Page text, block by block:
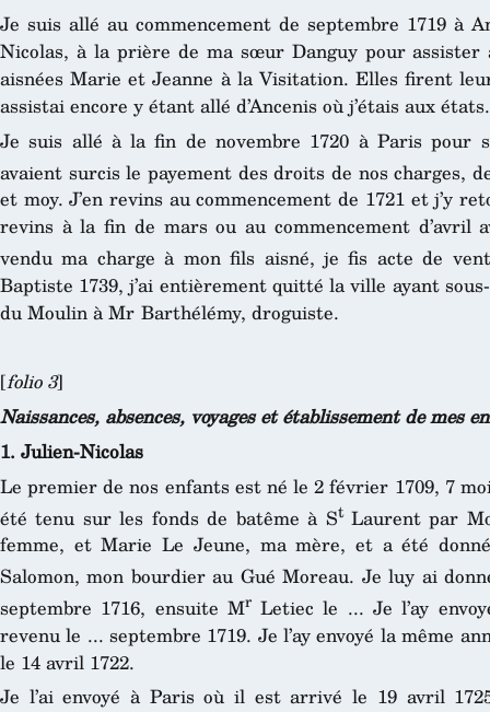
Je suis allé au commencement de septembre 1719 à
Nicolas, à la prière de ma sœur Danguy pour assister
aisnées Marie et Jeanne à la Visitation. Elles firent
assistai encore y étant allé d’Ancenis où j’étais aux états.
Je suis allé à la fin de novembre 1720 à Paris pour
avaient surcis le payement des droits de nos charges,
et moy. J’en revins au commencement de 1721 et j’y
revins à la fin de mars ou au commencement d’avril
vendu ma charge à mon fils aisné, je fis acte de
Baptiste 1739, j’ai entièrement quitté la ville ayant
du Moulin à Mr Barthélémy, droguiste.
[folio 3]
Naissances, absences, voyages et établissement de mes
1. Julien-Nicolas
Le premier de nos enfants est né le 2 février 1709, 7
été tenu sur les fonds de batême à StLaurent par
femme, et Marie Le Jeune, ma mère, et a été
Salomon, mon bourdier au Gué Moreau. Je luy ai
septembre 1716, ensuite MrLetiec le ... Je l’ay
revenu le ... septembre 1719. Je l’ay envoyé la même
le 14 avril 1722.
Je l’ai envoyé à Paris où il est arrivé le 19 avril